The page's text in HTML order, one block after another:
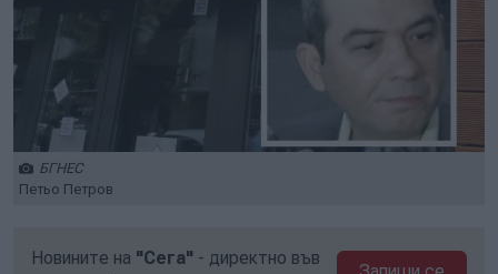
БГНЕС
Петьо Петров
Новините на "Сега" - директно във